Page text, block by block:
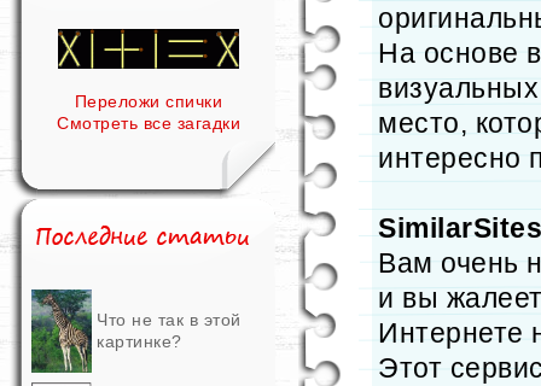
Переложи спички
Смотреть все загадки
Что не так в этой
картинке?
На основе
место,
интересно
Вам очень
и вы
Интернете
Этот